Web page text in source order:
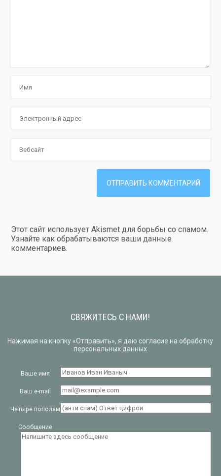
Этот сайт использует Akismet для борьбы со спамом.
Узнайте как обрабатываются ваши данные
комментариев.
СВЯЖИТЕСЬ С НАМИ!
Нажимая на кнопку «Отправить», я даю согласие на обработку
персональных данных
Ваше имя
Ваш e-mail
Четыре пополам
Сообщение